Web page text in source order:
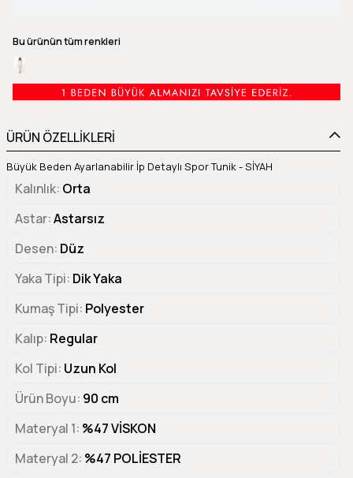
Bu ürünün tüm renkleri
ÜRÜN ÖZELLİKLERİ
Büyük Beden Ayarlanabilir İp Detaylı Spor Tunik - SİYAH
Kalınlık Orta
Astar Astarsız
Desen Düz
Yaka Tipi Dik Yaka
Kumaş Tipi Polyester
Kalıp Regular
Kol Tipi Uzun Kol
Ürün Boyu 90 cm
Materyal 1 %47 VİSKON
Materyal 2 %47 POLİESTER